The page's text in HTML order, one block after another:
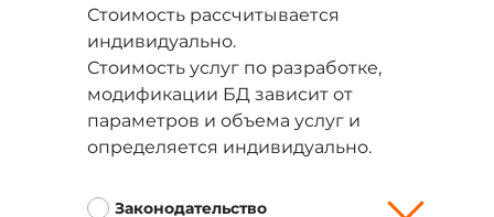
Стоимость рассчитывается
индивидуально.
Стоимость услуг по разработке,
модификации БД зависит от
параметров и объема услуг и
определяется индивидуально.
Законодательство